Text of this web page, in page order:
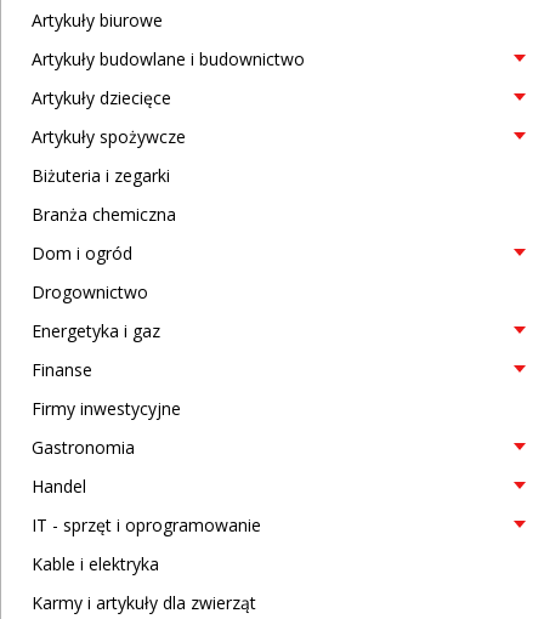
Artykuły biurowe
Artykuły budowlane i budownictwo
Artykuły dziecięce
Artykuły spożywcze
Biżuteria i zegarki
Branża chemiczna
Dom i ogród
Drogownictwo
Energetyka i gaz
Finanse
Firmy inwestycyjne
Gastronomia
Handel
IT - sprzęt i oprogramowanie
Kable i elektryka
Karmy i artykuły dla zwierząt